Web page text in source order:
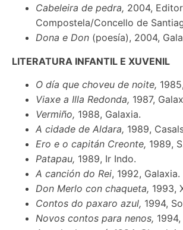
Cabeleira de pedra, 2004,
Compostela/Concello de
Dona e Don (poesía), 2004,
LITERATURA INFANTIL E XUVENIL
O día que choveu de noite,
Viaxe a Illa Redonda, 1987,
Vermiño, 1988, Galaxia.
A cidade de Aldara, 1989,
Ero e o capitán Creonte, 1989,
Patapau, 1989, Ir Indo.
A canción do Rei, 1992, Galaxia.
Don Merlo con chaqueta, 1993,
Contos do paxaro azul, 1994,
Novos contos para nenos,